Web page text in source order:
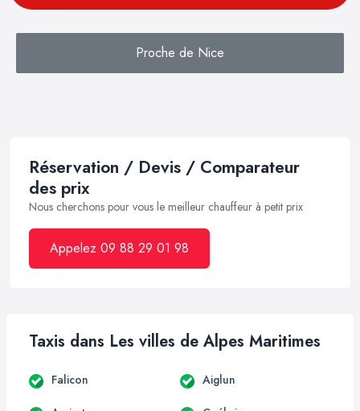
Proche de Nice
Réservation / Devis / Comparateur
des prix
Nous cherchons pour vous le meilleur chauffeur à petit prix
Appelez 09 88 29 01 98
Taxis dans Les villes de Alpes Maritimes
Falicon Aiglun